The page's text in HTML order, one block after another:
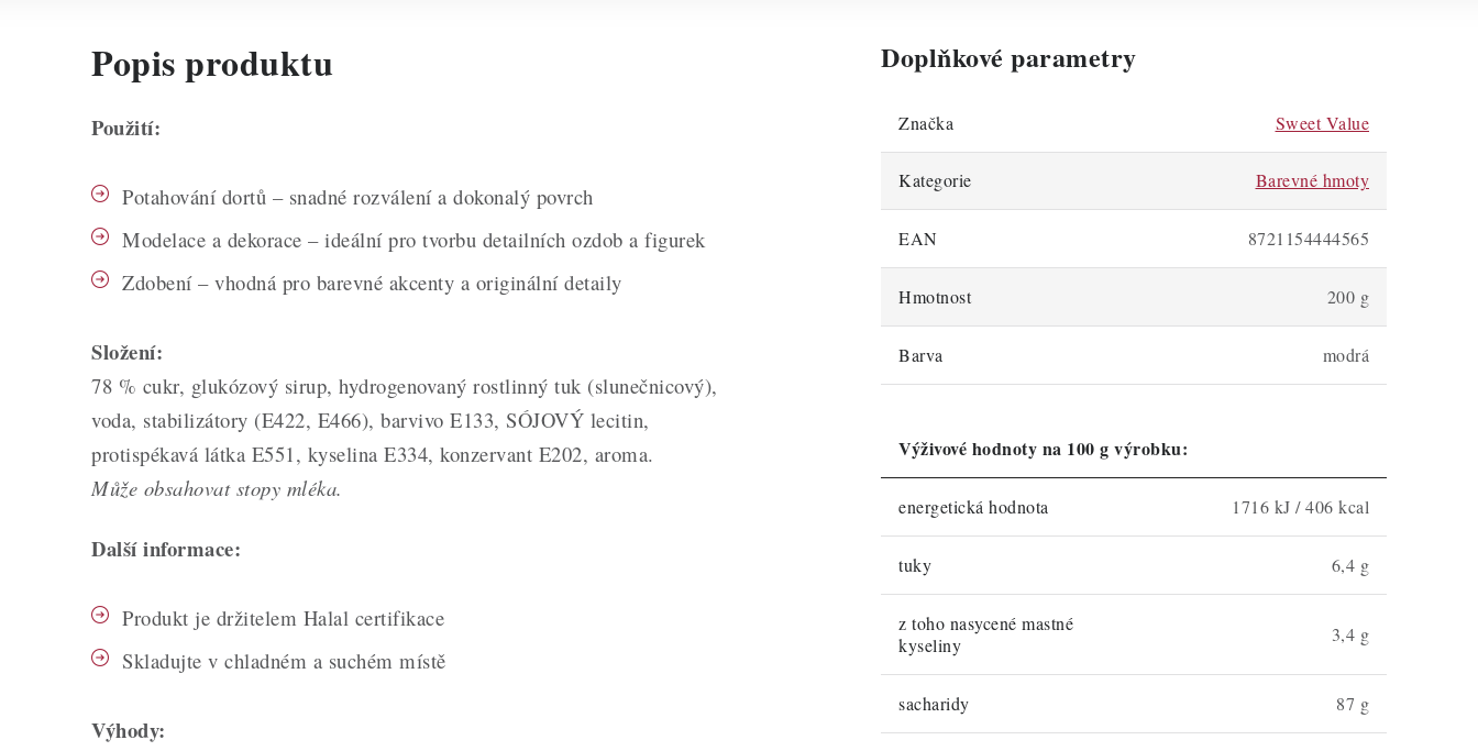
Popis produktu
Použití:
Potahování dortů – snadné rozválení a dokonalý povrch
Modelace a dekorace – ideální pro tvorbu detailních ozdob a figurek
Zdobení – vhodná pro barevné akcenty a originální detaily
Složení:
78 % cukr, glukózový sirup, hydrogenovaný rostlinný tuk (slunečnicový),
voda, stabilizátory (E422, E466), barvivo E133, SÓJOVÝ lecitin,
protispékavá látka E551, kyselina E334, konzervant E202, aroma.
Může obsahovat stopy mléka.
Další informace:
Produkt je držitelem Halal certifikace
Skladujte v chladném a suchém místě
Výhody:
Doplňkové parametry
Značka Sweet Value
Kategorie Barevné hmoty
EAN 8721154444565
Hmotnost 200 g
Barva modrá
Výživové hodnoty na 100 g výrobku:
energetická hodnota 1716 kJ / 406 kcal
tuky 6,4 g
z toho nasycené mastné
kyseliny
3,4 g
sacharidy 87 g